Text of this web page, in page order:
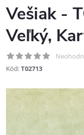
Vešiak -
Veľký,
Kód:T02713